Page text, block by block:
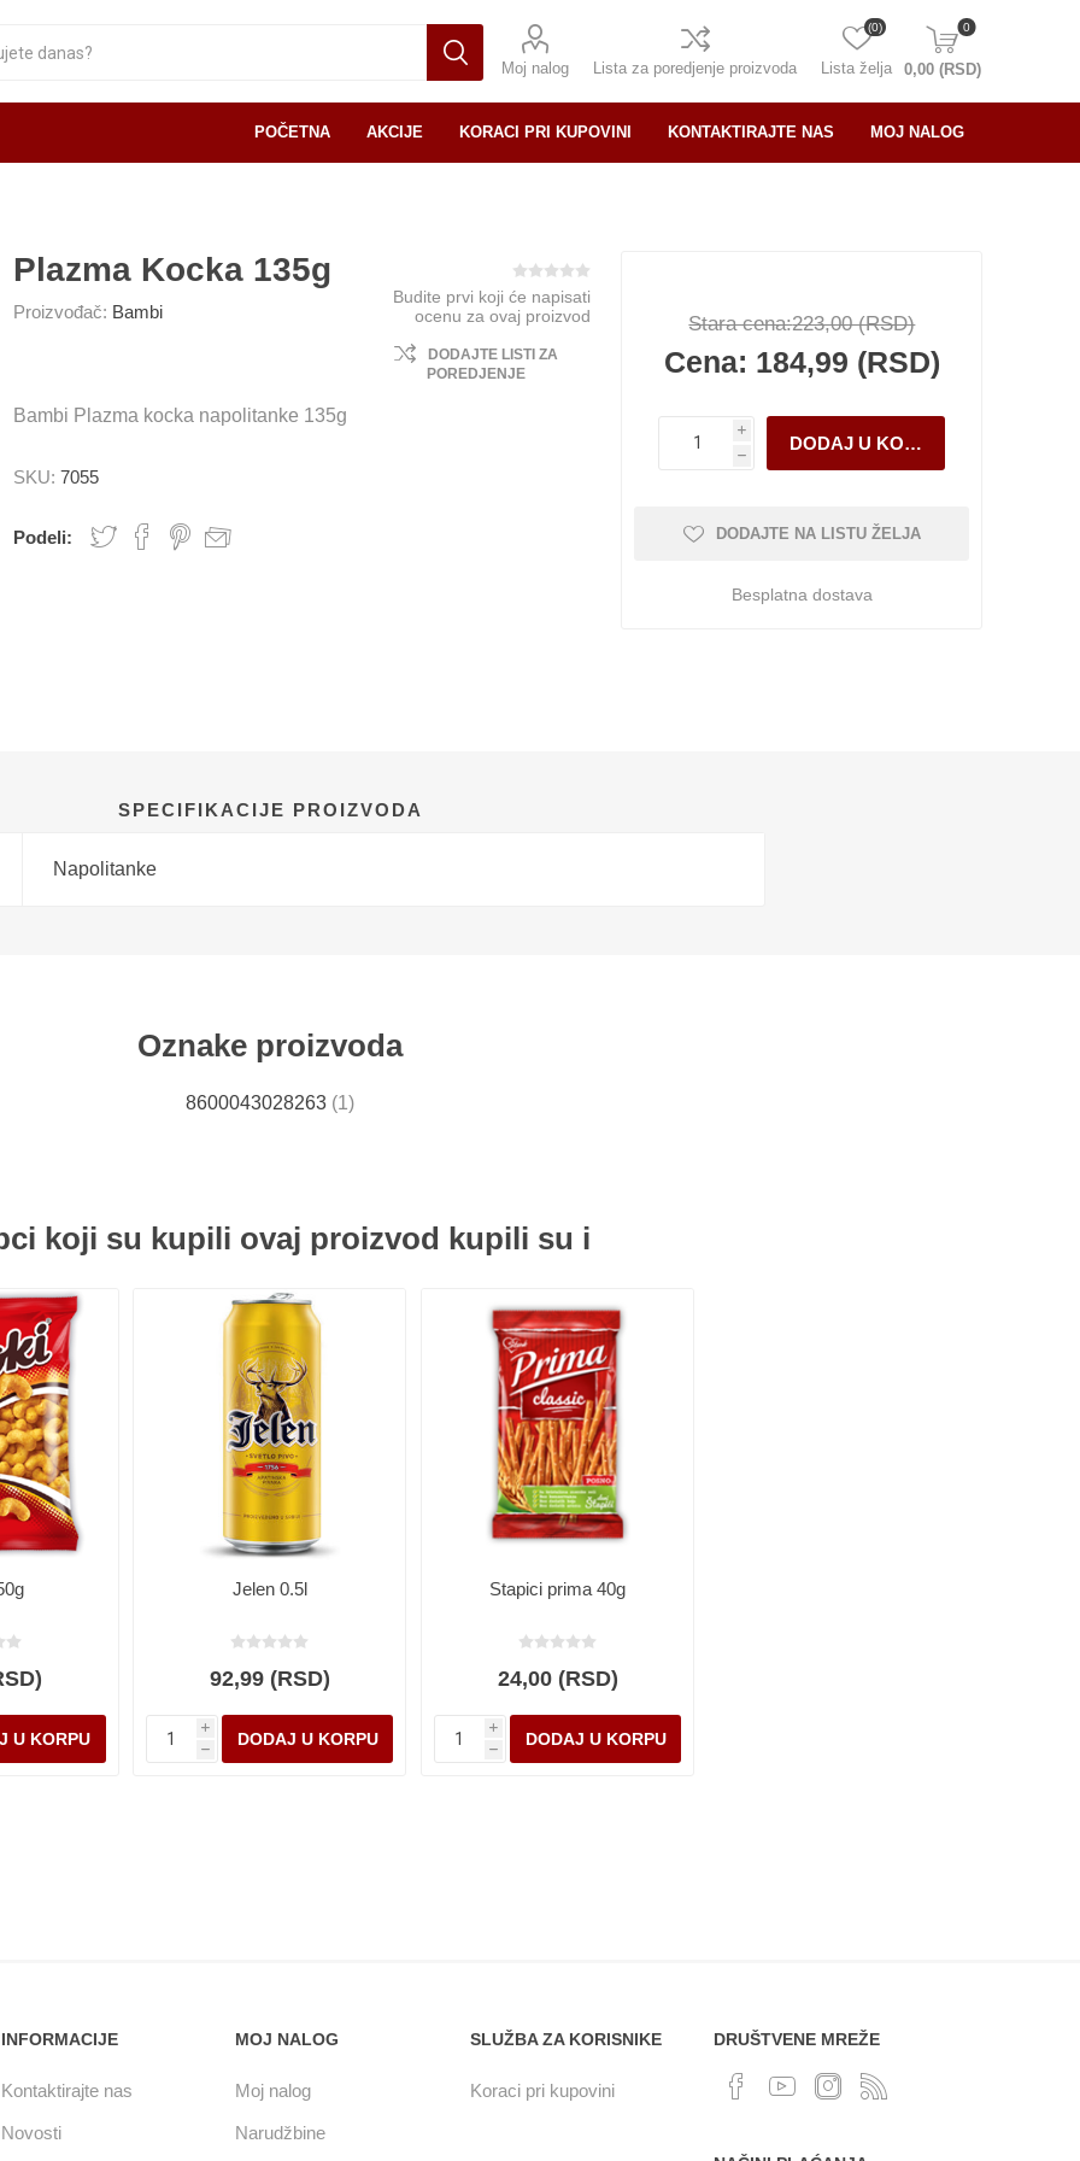
Moj nalog Lista za poredjenje proizvoda Lista želja
(0) 0
0,00 (RSD)
POČETNA AKCIJE KORACI PRI KUPOVINI KONTAKTIRAJTE NAS MOJ NALOG
Plazma Kocka 135g
Proizvođač: Bambi
Budite prvi koji će napisati
ocenu za ovaj proizvod
DODAJTE LISTI ZA
POREDJENJE
Bambi Plazma kocka napolitanke 135g
SKU: 7055
Podeli:
Stara cena:223,00 (RSD)
Cena: 184,99 (RSD)
i
h
DODAJTE NA LISTU ŽELJA
Besplatna dostava
SPECIFIKACIJE PROIZVODA
Napolitanke
Oznake proizvoda
8600043028263 (1)
koji su kupili ovaj proizvod kupili su i
Jelen 0.5l
92,99 (RSD)
i
h
Stapici prima 40g
24,00 (RSD)
i
h
INFORMACIJE
Kontaktirajte nas
Novosti
MOJ NALOG
Moj nalog
Narudžbine
SLUŽBA ZA KORISNIKE
Koraci pri kupovini
DRUŠTVENE MREŽE